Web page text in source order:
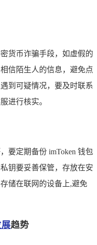
货币诈骗手段，如虚假的
信陌生人的信息，避免点
到可疑情况，要及时联系
进行核实。
要定期备份 imToken 钱包
钥要妥善保管，存放在安
储在联网的设备上,避免
趋势